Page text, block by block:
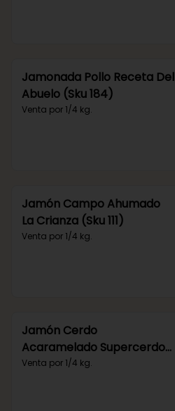
Jamonada Pollo Receta Del
Abuelo (Sku 184)
Venta por 1/4 kg.
Jamón Campo Ahumado
La Crianza (Sku 111)
Venta por 1/4 kg.
Jamón Cerdo
Acaramelado Supercerdo
(Sku 110)
Venta por 1/4 kg.